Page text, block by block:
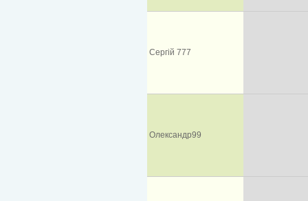
Сергій 777
Олександр99